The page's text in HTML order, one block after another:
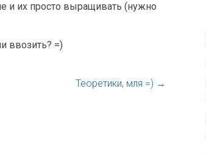
и их просто выращивать (нужно
ввозить? =)
Теоретики, мля =) →